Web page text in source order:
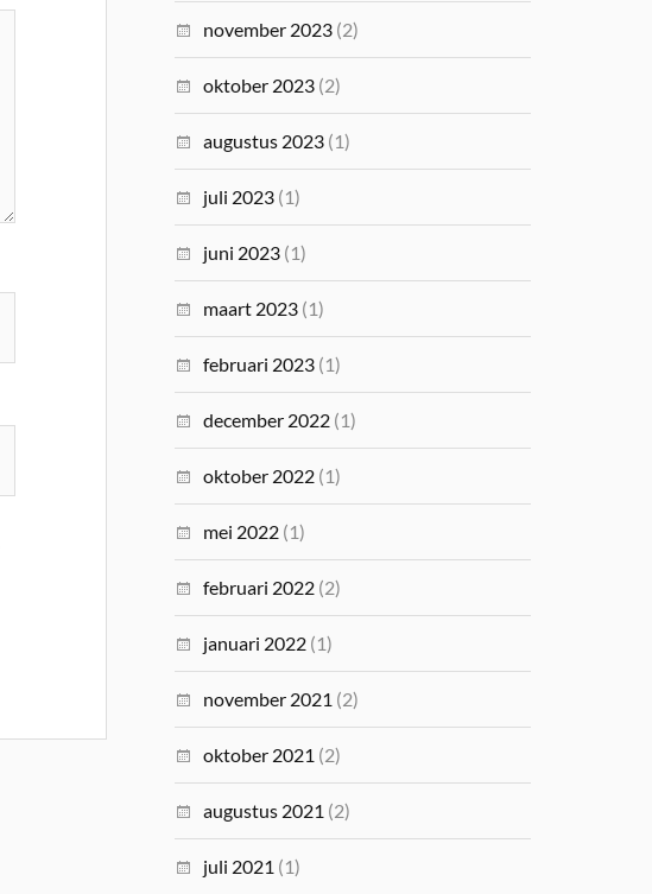
november 2023 (2)
oktober 2023 (2)
augustus 2023 (1)
juli 2023 (1)
juni 2023 (1)
maart 2023 (1)
februari 2023 (1)
december 2022 (1)
oktober 2022 (1)
mei 2022 (1)
februari 2022 (2)
januari 2022 (1)
november 2021 (2)
oktober 2021 (2)
augustus 2021 (2)
juli 2021 (1)